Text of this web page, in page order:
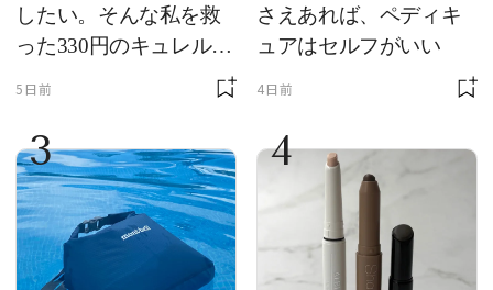
したい。そんな私を救
った330円のキュレル名
5日前
さえあれば、ペディキ
ュアはセルフがいい
4日前
3 4